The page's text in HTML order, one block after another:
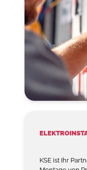
KSE ist Ihr